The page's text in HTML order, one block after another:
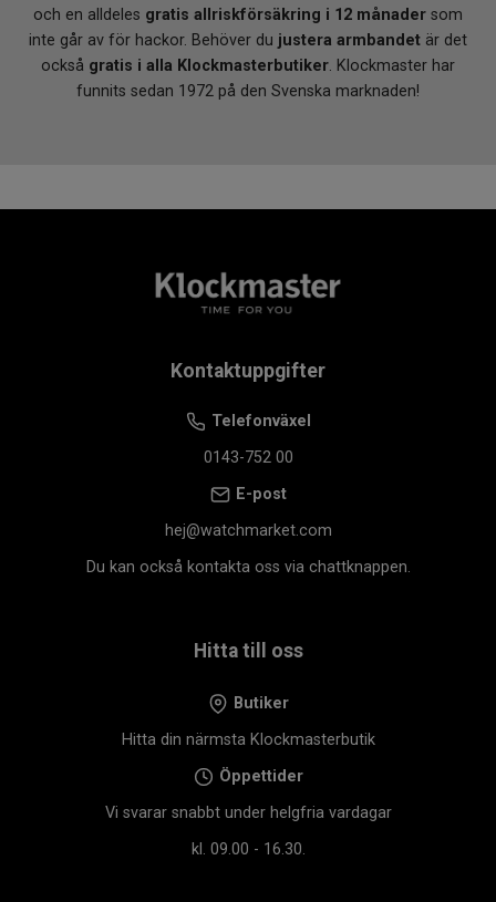
och en alldeles gratis allriskförsäkring i 12 månader som
inte går av för hackor. Behöver du justera armbandet är det
också gratis i alla Klockmasterbutiker. Klockmaster har
funnits sedan 1972 på den Svenska marknaden!
Kontaktuppgifter
Telefonväxel
0143-752 00
E-post
hej@watchmarket.com
Du kan också kontakta oss via chattknappen.
Hitta till oss
Butiker
Hitta din närmsta Klockmasterbutik
Öppettider
Vi svarar snabbt under helgfria vardagar
kl. 09.00 - 16.30.